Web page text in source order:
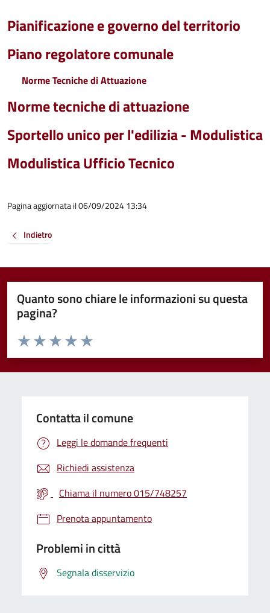
Pianificazione e governo del territorio
Piano regolatore comunale
Norme Tecniche di Attuazione
Norme tecniche di attuazione
Sportello unico per l'edilizia - Modulistica
Modulistica Ufficio Tecnico
Pagina aggiornata il 06/09/2024 13:34
Indietro
Quanto sono chiare le informazioni su questa
pagina?
Valuta da 1 a 5 stelle la pagina
Valuta 5 stelle su 5
Valuta 4 stelle su 5
Valuta 3 stelle su 5
Valuta 2 stelle su 5
Valuta 1 stelle su 5
Contatta il comune
Leggi le domande frequenti
Richiedi assistenza
Chiama il numero 015/748257
Prenota appuntamento
Problemi in città
Segnala disservizio